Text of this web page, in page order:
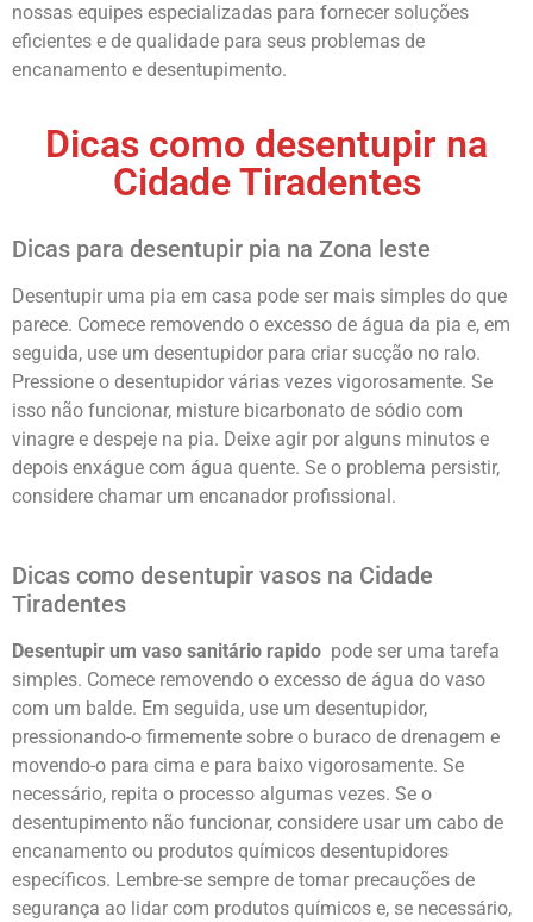
nossas equipes especializadas para fornecer soluções
eficientes e de qualidade para seus problemas de
encanamento e desentupimento.
Dicas como desentupir na
Cidade Tiradentes
Dicas para desentupir pia na Zona leste
Desentupir uma pia em casa pode ser mais simples do que
parece. Comece removendo o excesso de água da pia e, em
seguida, use um desentupidor para criar sucção no ralo.
Pressione o desentupidor várias vezes vigorosamente. Se
isso não funcionar, misture bicarbonato de sódio com
vinagre e despeje na pia. Deixe agir por alguns minutos e
depois enxágue com água quente. Se o problema persistir,
considere chamar um encanador profissional.
Dicas como desentupir vasos na Cidade
Tiradentes
Desentupir um vaso sanitário rapido pode ser uma tarefa
simples. Comece removendo o excesso de água do vaso
com um balde. Em seguida, use um desentupidor,
pressionando-o firmemente sobre o buraco de drenagem e
movendo-o para cima e para baixo vigorosamente. Se
necessário, repita o processo algumas vezes. Se o
desentupimento não funcionar, considere usar um cabo de
encanamento ou produtos químicos desentupidores
específicos. Lembre-se sempre de tomar precauções de
segurança ao lidar com produtos químicos e, se necessário,